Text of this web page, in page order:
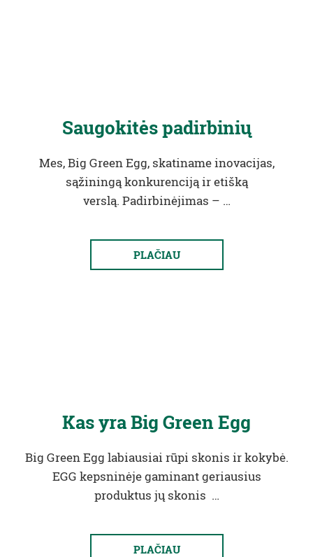
Saugokitės padirbinių
Mes, Big Green Egg, skatiname inovacijas,
sąžiningą konkurenciją ir etišką
verslą. Padirbinėjimas – …
PLAČIAU
Kas yra Big Green Egg
Big Green Egg labiausiai rūpi skonis ir kokybė.
EGG kepsninėje gaminant geriausius
produktus jų skonis …
PLAČIAU